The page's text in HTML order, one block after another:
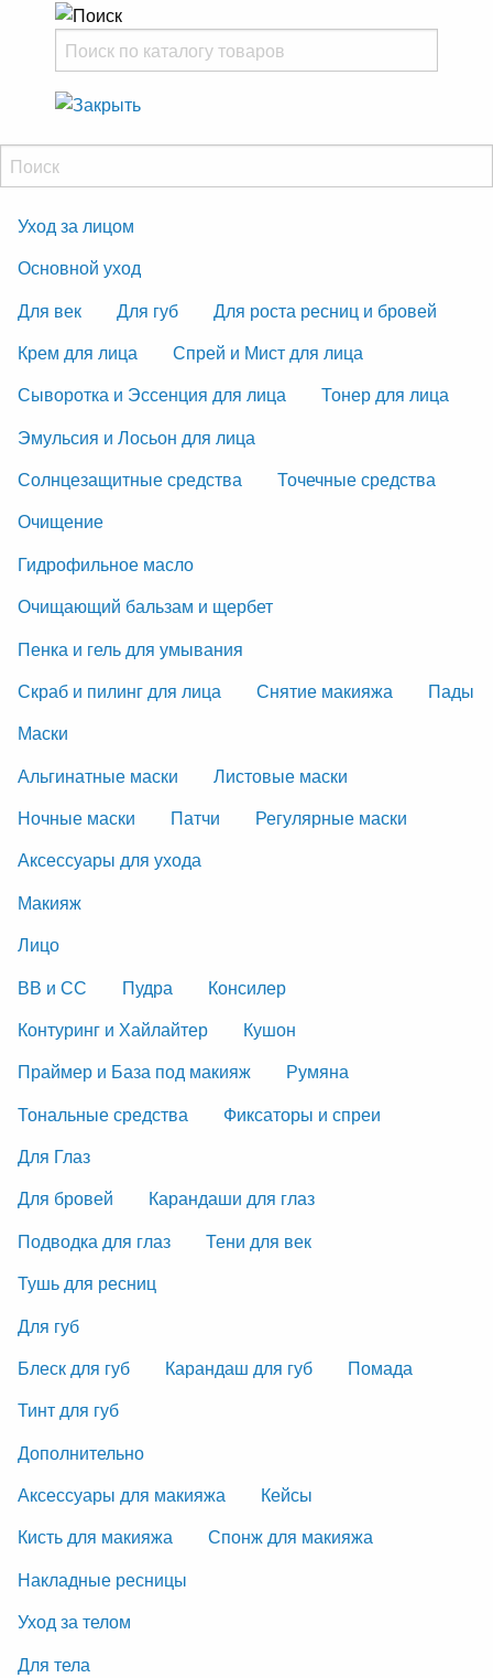
Уход за лицом
Основной уход
Для век
Для губ
Для роста ресниц и бровей
Крем для лица
Спрей и Мист для лица
Сыворотка и Эссенция для лица
Тонер для лица
Эмульсия и Лосьон для лица
Солнцезащитные средства
Точечные средства
Очищение
Гидрофильное масло
Очищающий бальзам и щербет
Пенка и гель для умывания
Скраб и пилинг для лица
Снятие макияжа
Пады
Маски
Альгинатные маски
Листовые маски
Ночные маски
Патчи
Регулярные маски
Аксессуары для ухода
Макияж
Лицо
ВВ и СС
Пудра
Консилер
Контуринг и Хайлайтер
Кушон
Праймер и База под макияж
Румяна
Тональные средства
Фиксаторы и спреи
Для Глаз
Для бровей
Карандаши для глаз
Подводка для глаз
Тени для век
Тушь для ресниц
Для губ
Блеск для губ
Карандаш для губ
Помада
Тинт для губ
Дополнительно
Аксессуары для макияжа
Кейсы
Кисть для макияжа
Спонж для макияжа
Накладные ресницы
Уход за телом
Для тела